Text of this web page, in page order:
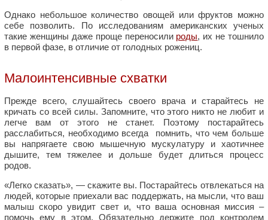
Однако небольшое количество овощей или фруктов можно
себе позволить. По исследованиям американских ученых
такие женщины даже проще переносили роды, их не тошнило
в первой фазе, в отличие от голодных рожениц.
Малоинтенсивные схватки
Прежде всего, слушайтесь своего врача и старайтесь не
кричать со всей силы. Запомните, что этого никто не любит и
легче вам от этого не станет. Поэтому постарайтесь
расслабиться, необходимо всегда помнить, что чем больше
вы напрягаете свою мышечную мускулатуру и хаотичнее
дышите, тем тяжелее и дольше будет длиться процесс
родов.
«Легко сказать», — скажите вы. Постарайтесь отвлекаться на
людей, которые приехали вас поддержать, на мысли, что ваш
малыш скоро увидит свет и, что ваша основная миссия –
помочь ему в этом. Обязательно держите под контролем